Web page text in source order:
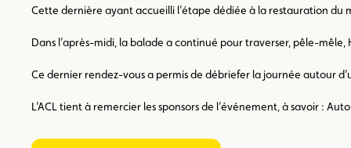
Cette dernière ayant accueilli l’étape dédiée à la restauration du
Dans l’après-midi, la balade a continué pour traverser, pêle-
Ce dernier rendez-vous a permis de débriefer la journée autour
L’ACL tient à remercier les sponsors de l’événement, à savoir :